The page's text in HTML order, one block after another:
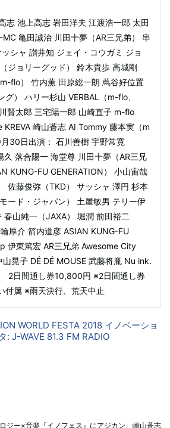
志 池上高志 岩田洋夫 江渡浩一郎 太田
亀田誠治 川田十夢（AR三兄弟） 串
シャ 讃井知 ジェイ・コウガミ ジョ
ジョリーグッド） 鈴木貴歩 高城剛
flo） 竹内薫 田原総一朗 蔦谷好位置
） ハリー杉山 VERBAL（m-flo、
賢太郎 三宅陽一郎 山崎直子 m-flo
崎山蒼志 AI Tommy 藤本実（m
30日出演： 石川善樹 宇野常寛
久 落合陽一 海堂尊 川田十夢（AR三兄
KUNG-FU GENERATION） 小山宙哉
佐藤俊弥（TKD） サッシャ 澤円 杉本
ード・ジャパン） 土屋敏男 テリー伊
春山純一（JAXA） 堀潤 前田裕二
輪厚介 箭内道彦 ASIAN KUNG-FU
伊東篤宏 AR三兄弟 Awesome City
晃子 DÉ DÉ MOUSE 武藤将胤 Nu ink.
2日間通し券10,800円 ※2日間通し券
付属 ※雨天決行、荒天中止
WORLD FESTA 2018 イノベーショ
: J-WAVE 81.3 FM RADIO
ジー×音楽『イノフェス』にアジカン、崎山蒼志